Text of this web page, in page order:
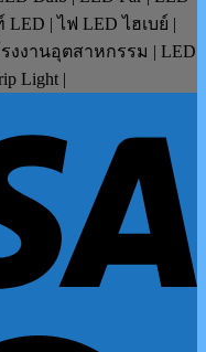
| ไฟ LED ไฮเบย์ |
งงานอุตสาหกรรม | LED
Light |